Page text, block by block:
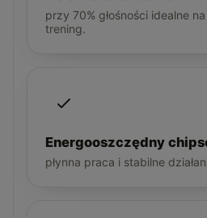
przy 70% głośności idealne
trening.
Energooszczędny
płynna praca i stabilne